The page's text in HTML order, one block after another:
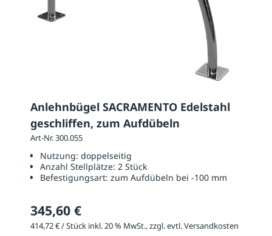
Anlehnbügel SACRAMENTO Edelstahl
geschliffen, zum Aufdübeln
Art-Nr. 300.055
Nutzung: doppelseitig
Anzahl Stellplätze: 2 Stück
Befestigungsart: zum Aufdübeln bei -100 mm
345,60 €
414,72 € / Stück inkl. 20 % MwSt., zzgl. evtl. Versandkosten